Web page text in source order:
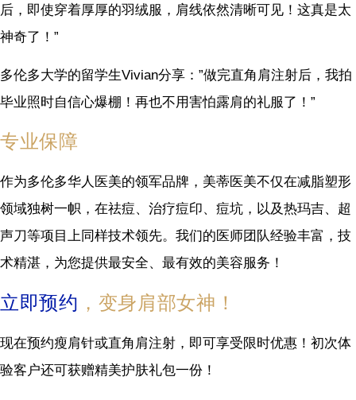
后，即使穿着厚厚的羽绒服，肩线依然清晰可见！这真是太
神奇了！”
多伦多大学的留学生Vivian分享：”做完直角肩注射后，我拍
毕业照时自信心爆棚！再也不用害怕露肩的礼服了！”
专业保障
作为多伦多华人医美的领军品牌，美蒂医美不仅在减脂塑形
领域独树一帜，在祛痘、治疗痘印、痘坑，以及热玛吉、超
声刀等项目上同样技术领先。我们的医师团队经验丰富，技
术精湛，为您提供最安全、最有效的美容服务！
立即预约 ，变身肩部女神！
现在预约瘦肩针或直角肩注射，即可享受限时优惠！初次体
验客户还可获赠精美护肤礼包一份！